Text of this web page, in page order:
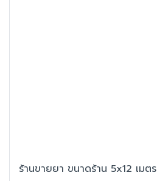
ร้านขายยา ขนาดร้าน 5x12 เมตร